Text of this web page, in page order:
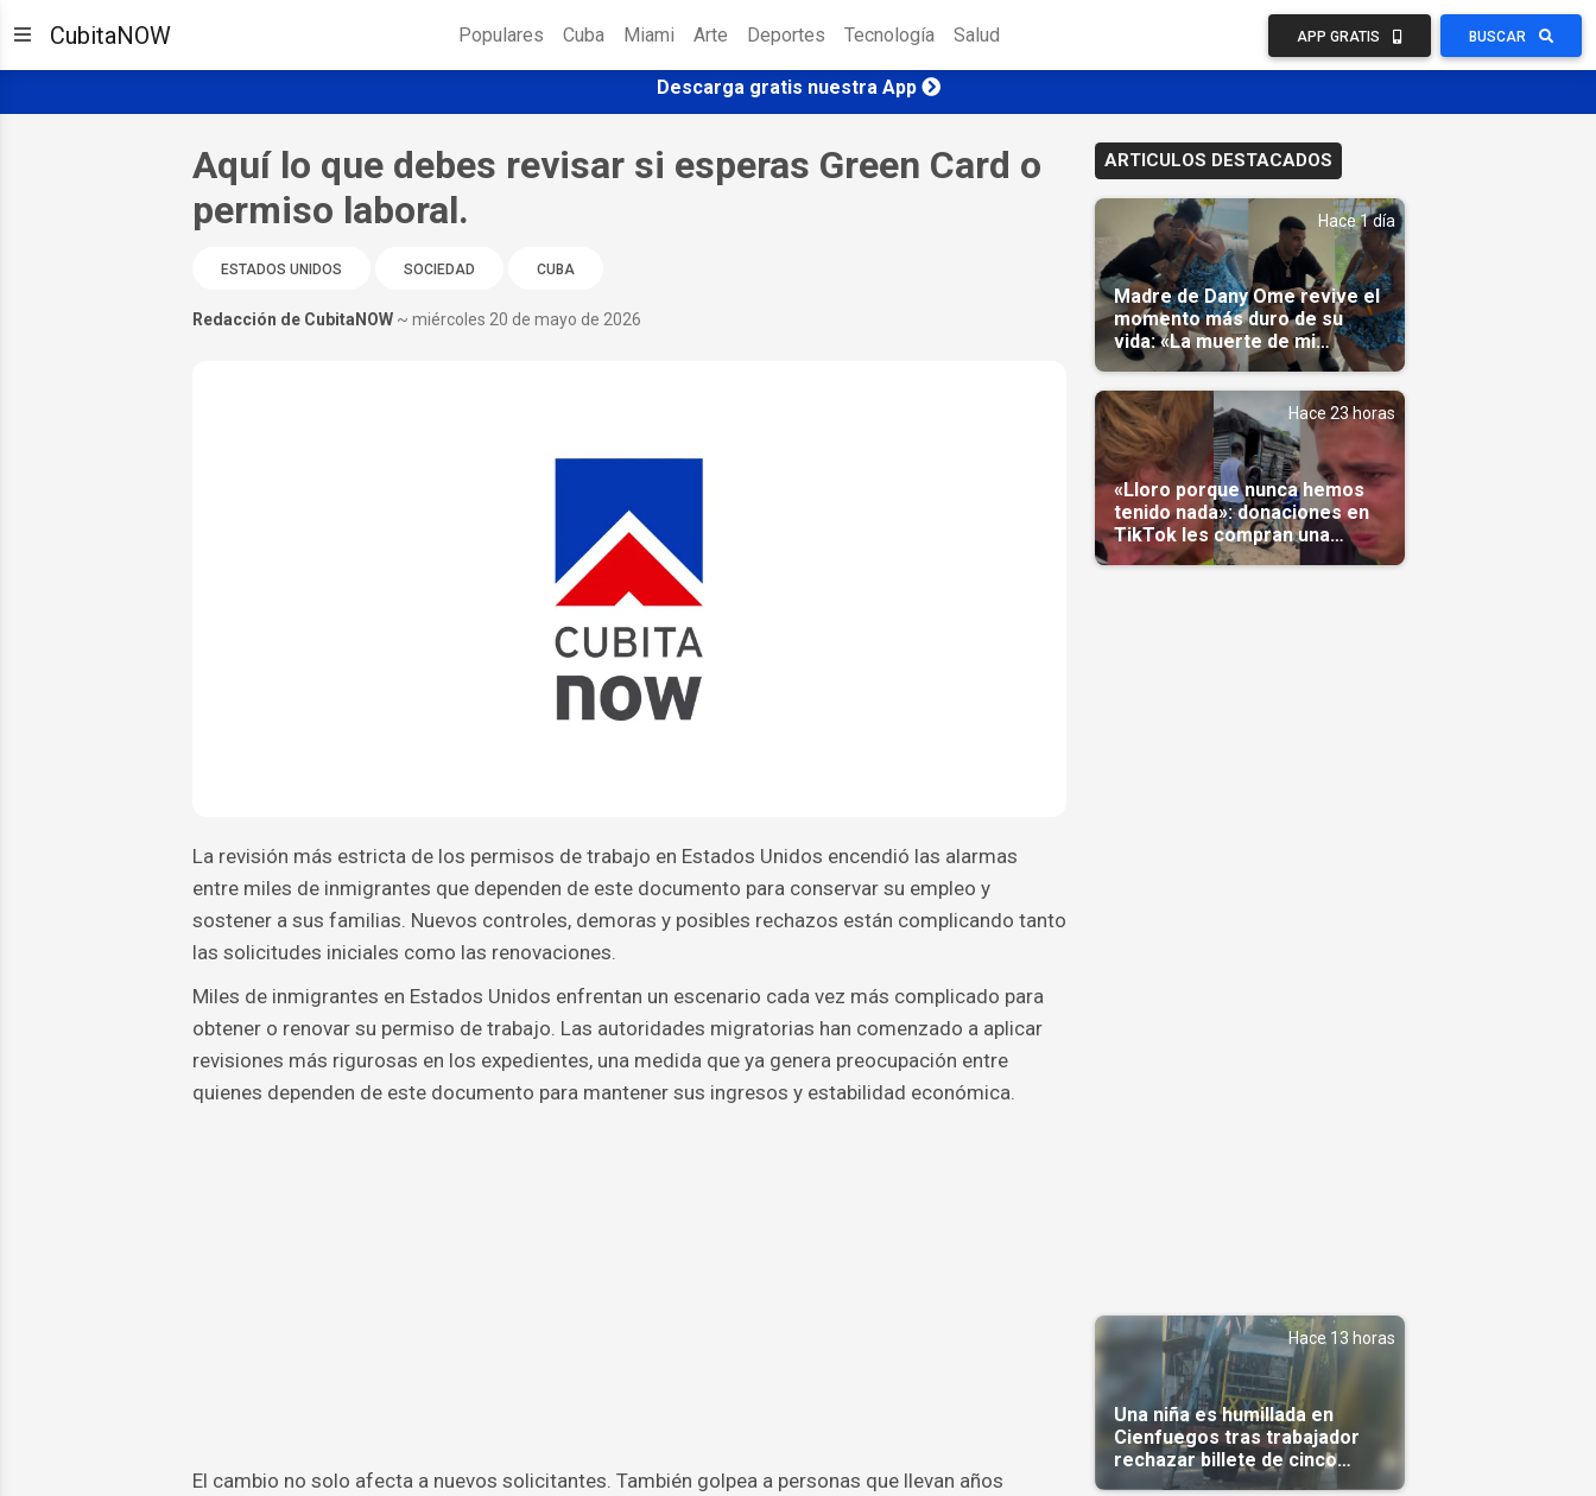
CubitaNOW Populares Cuba Miami Arte Deportes Tecnología Salud APP GRATIS BUSCAR
Descarga gratis nuestra App
Aquí lo que debes revisar si esperas Green Card o
permiso laboral.
ESTADOS UNIDOS SOCIEDAD CUBA
Redacción de CubitaNOW ~ miércoles 20 de mayo de 2026
La revisión más estricta de los permisos de trabajo en Estados Unidos encendió las alarmas
entre miles de inmigrantes que dependen de este documento para conservar su empleo y
sostener a sus familias. Nuevos controles, demoras y posibles rechazos están complicando tanto
las solicitudes iniciales como las renovaciones.
Miles de inmigrantes en Estados Unidos enfrentan un escenario cada vez más complicado para
obtener o renovar su permiso de trabajo. Las autoridades migratorias han comenzado a aplicar
revisiones más rigurosas en los expedientes, una medida que ya genera preocupación entre
quienes dependen de este documento para mantener sus ingresos y estabilidad económica.
El cambio no solo afecta a nuevos solicitantes. También golpea a personas que llevan años
ARTICULOS DESTACADOS
Hace 1 día
Madre de Dany Ome revive el
momento más duro de su
vida: «La muerte de mi
nieto»(Video)
Hace 23 horas
«Lloro porque nunca hemos
tenido nada»: donaciones en
TikTok les compran una
casa(Video)
Hace 13 horas
Una niña es humillada en
Cienfuegos tras trabajador
rechazar billete de cinco
pesos